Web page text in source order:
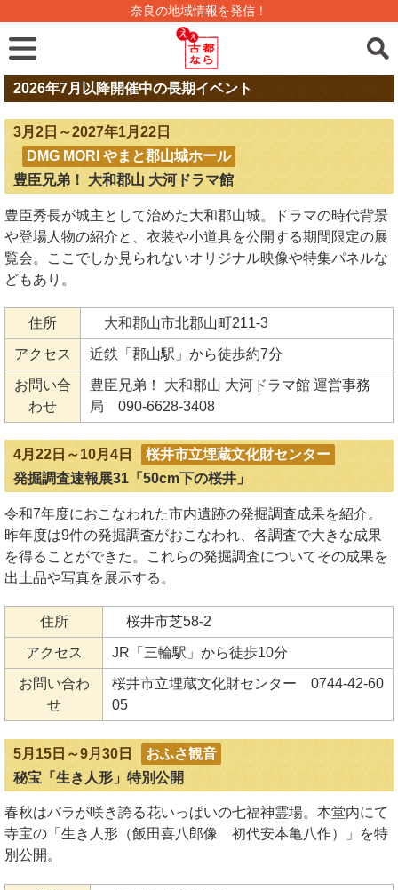
奈良の地域情報を発信！
2026年7月以降開催中の長期イベント
3月2日～2027年1月22日
DMG MORI やまと郡山城ホール
豊臣兄弟！ 大和郡山 大河ドラマ館
豊臣秀長が城主として治めた大和郡山城。ドラマの時代背景
や登場人物の紹介と、衣装や小道具を公開する期間限定の展
覧会。ここでしか見られないオリジナル映像や特集パネルな
どもあり。
住所 大和郡山市北郡山町211-3
アクセス 近鉄「郡山駅」から徒歩約7分
お問い合
わせ
豊臣兄弟！ 大和郡山 大河ドラマ館 運営事務
局 090-6628-3408
4月22日～10月4日
桜井市立埋蔵文化財センター
発掘調査速報展31「50cm下の桜井」
令和7年度におこなわれた市内遺跡の発掘調査成果を紹介。
昨年度は9件の発掘調査がおこなわれ、各調査で大きな成果
を得ることができた。これらの発掘調査についてその成果を
出土品や写真を展示する。
住所 桜井市芝58-2
アクセス JR「三輪駅」から徒歩10分
お問い合わ
せ
桜井市立埋蔵文化財センター 0744-42-60
05
5月15日～9月30日
おふさ観音
秘宝「生き人形」特別公開
春秋はバラが咲き誇る花いっぱいの七福神霊場。本堂内にて
寺宝の「生き人形（飯田喜八郎像 初代安本亀八作）」を特
別公開。